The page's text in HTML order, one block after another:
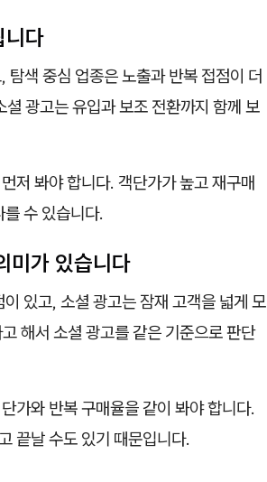
다
색 중심 업종은 노출과 반복 접점이 더
광고는 유입과 보조 전환까지 함께 보
저 봐야 합니다. 객단가가 높고 재구매
수 있습니다.
미가 있습니다
있고, 소셜 광고는 잠재 고객을 넓게 모
해서 소셜 광고를 같은 기준으로 판단
가와 반복 구매율을 같이 봐야 합니다.
끝날 수도 있기 때문입니다.